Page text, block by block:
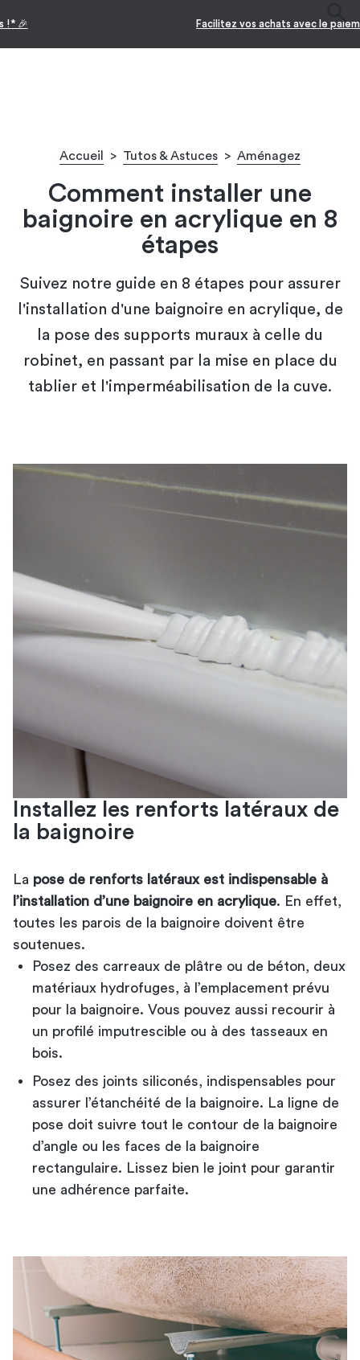
Facilitez vos achats avec le paiement en 10x
Accueil > Tutos & Astuces > Aménagez
Comment installer une
baignoire en acrylique en 8
étapes
Suivez notre guide en 8 étapes pour assurer
l'installation d'une baignoire en acrylique, de
la pose des supports muraux à celle du
robinet, en passant par la mise en place du
tablier et l'imperméabilisation de la cuve.
Installez les renforts latéraux de
la baignoire
La pose de renforts latéraux est indispensable à
l’installation d’une baignoire en acrylique. En effet,
toutes les parois de la baignoire doivent être
soutenues.
Posez des carreaux de plâtre ou de béton, deux
matériaux hydrofuges, à l’emplacement prévu
pour la baignoire. Vous pouvez aussi recourir à
un profilé imputrescible ou à des tasseaux en
bois.
Posez des joints siliconés, indispensables pour
assurer l’étanchéité de la baignoire. La ligne de
pose doit suivre tout le contour de la baignoire
d’angle ou les faces de la baignoire
rectangulaire. Lissez bien le joint pour garantir
une adhérence parfaite.